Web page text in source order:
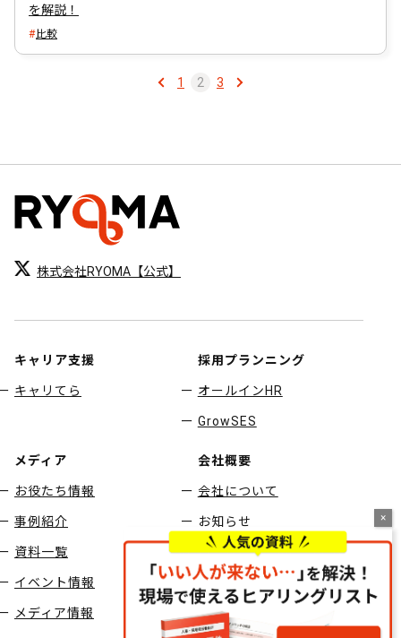
を解説！
比較
ゲ
シ
1 2 3
株式会社RYOMA【公式】
キャリア支援
キャリてら
採用プランニング
オールインHR
GrowSES
メディア
お役たち情報
事例紹介
資料一覧
イベント情報
メディア情報
会社概要
会社について
お知らせ
採用情報
お問い合わせ